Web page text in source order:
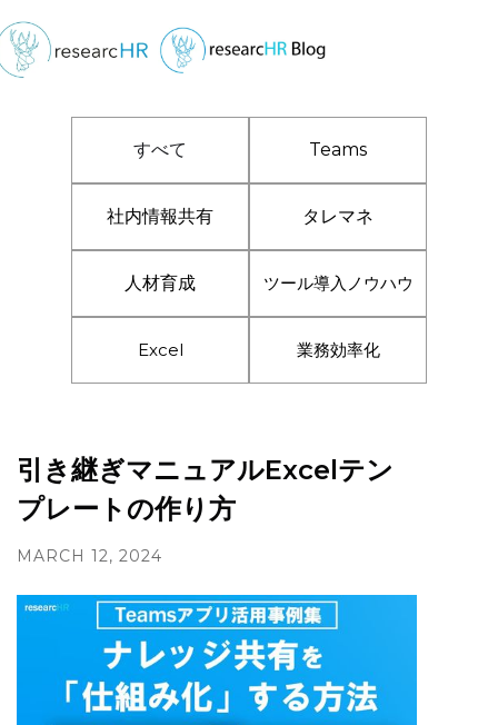
すべて Teams
社内情報共有 タレマネ
人材育成 ツール導入ノウハウ
Excel 業務効率化
引き継ぎマニュアルExcelテン
プレートの作り方
MARCH 12, 2024